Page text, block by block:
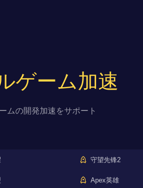
ゲーム加速
ムの開発加速をサポート
守望先锋2
Apex英雄